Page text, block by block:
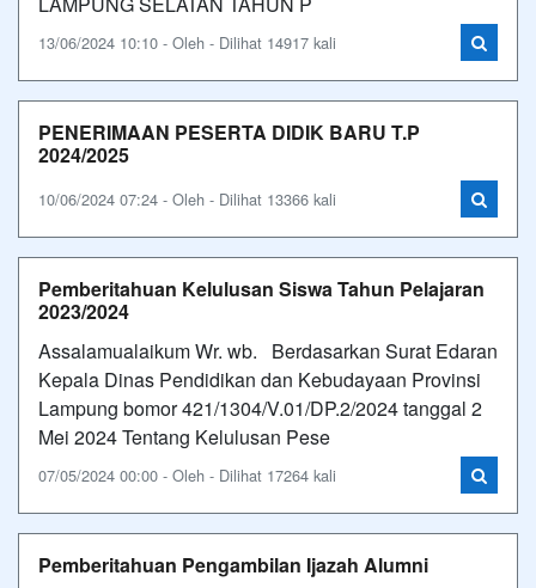
13/06/2024 10:10 - Oleh - Dilihat 14917 kali
PENERIMAAN PESERTA DIDIK BARU T.P
2024/2025
10/06/2024 07:24 - Oleh - Dilihat 13366 kali
Pemberitahuan Kelulusan Siswa Tahun Pelajaran
2023/2024
Assalamualaikum Wr. wb. Berdasarkan Surat Edaran
Kepala Dinas Pendidikan dan Kebudayaan Provinsi
Lampung bomor 421/1304/V.01/DP.2/2024 tanggal 2
Mei 2024 Tentang Kelulusan Pese
07/05/2024 00:00 - Oleh - Dilihat 17264 kali
Pemberitahuan Pengambilan Ijazah Alumni